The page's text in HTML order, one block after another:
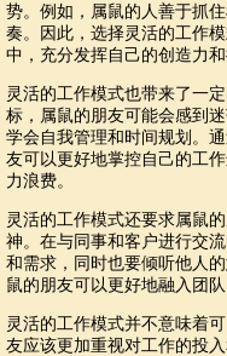
势。例如，属鼠的人善于抓
奏。因此，选择灵活的工作
中，充分发挥自己的创造力和
灵活的工作模式也带来了一
标，属鼠的朋友可能会感到
学会自我管理和时间规划。
友可以更好地掌控自己的工
力浪费。
灵活的工作模式还要求属鼠
神。在与同事和客户进行交
和需求，同时也要倾听他人
鼠的朋友可以更好地融入团
灵活的工作模式并不意味着
友应该更加重视对工作的投